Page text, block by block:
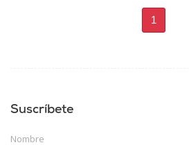
1
Suscríbete
Nombre